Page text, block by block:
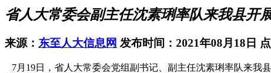
省人大常委会副主任沈素琍率队来我县开
来源： 东至人大信息网 发布时间：2021年08月18日
7月19日，省人大常委会党组副书记、副主任沈素琍率队来我